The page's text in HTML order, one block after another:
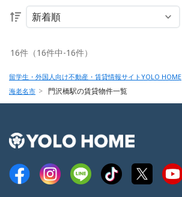
16件（16件中-16件）
留学生・外国人向け不動産・賃貸情報サイトYOLO HOME
海老名市
門沢橋駅の賃貸物件一覧